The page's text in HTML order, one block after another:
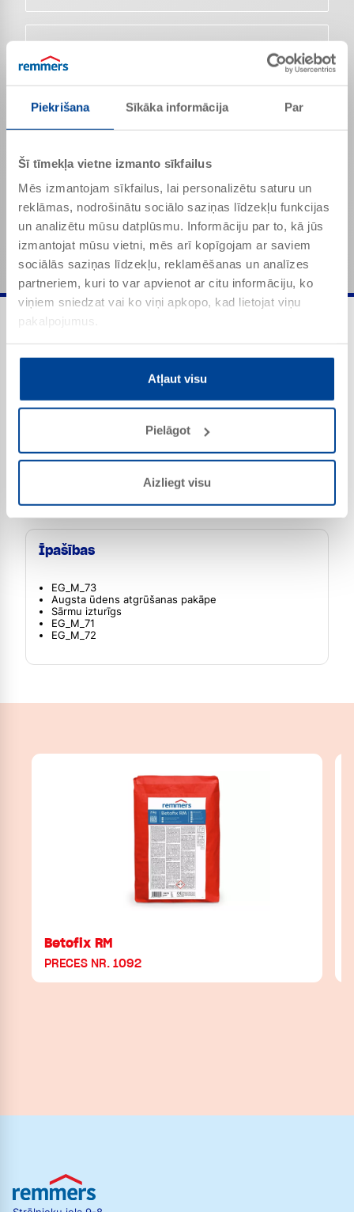
Piekrišana Sīkāka informācija Par
Šī tīmekļa vietne izmanto sīkfailus
Mēs izmantojam sīkfailus, lai personalizētu saturu un
reklāmas, nodrošinātu sociālo saziņas līdzekļu funkcijas
un analizētu mūsu datplūsmu. Informāciju par to, kā jūs
izmantojat mūsu vietni, mēs arī kopīgojam ar saviem
sociālās saziņas līdzekļu, reklamēšanas un analīzes
partneriem, kuri to var apvienot ar citu informāciju, ko
viņiem sniedzat vai ko viņi apkopo, kad lietojat viņu
pakalpojumus.
Atļaut visu
Pielāgot
Aizliegt visu
Produkta specifikācijas
Blīvums Approx. 1.03 g/cm³
Cieto daļiņu saturs Approx. 47%
pH-vērtība Approx. 8
Approx. 20 s
Minētās vērtības ir produktam raksturīgās īpašības
un tās nav jāuztver kā saistošas produkta
specifikācijas.
Iekštelpās un ārpus telpām
Aizsardzība pret koroziju
Īpašības
EG_M_73
Augsta ūdens atgrūšanas pakāpe
Sārmu izturīgs
EG_M_71
EG_M_72
Betofix RM
PRECES NR. 1092